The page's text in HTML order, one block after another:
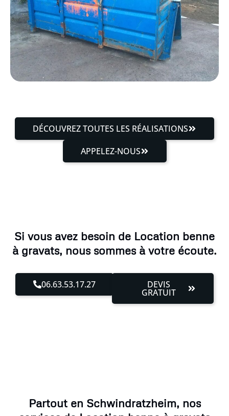
DÉCOUVREZ TOUTES LES RÉALISATIONS
APPELEZ-NOUS
Si vous avez besoin de Location benne
à gravats, nous sommes à votre écoute.
06.63.53.17.27 DEVIS
GRATUIT
Partout en Schwindratzheim, nos